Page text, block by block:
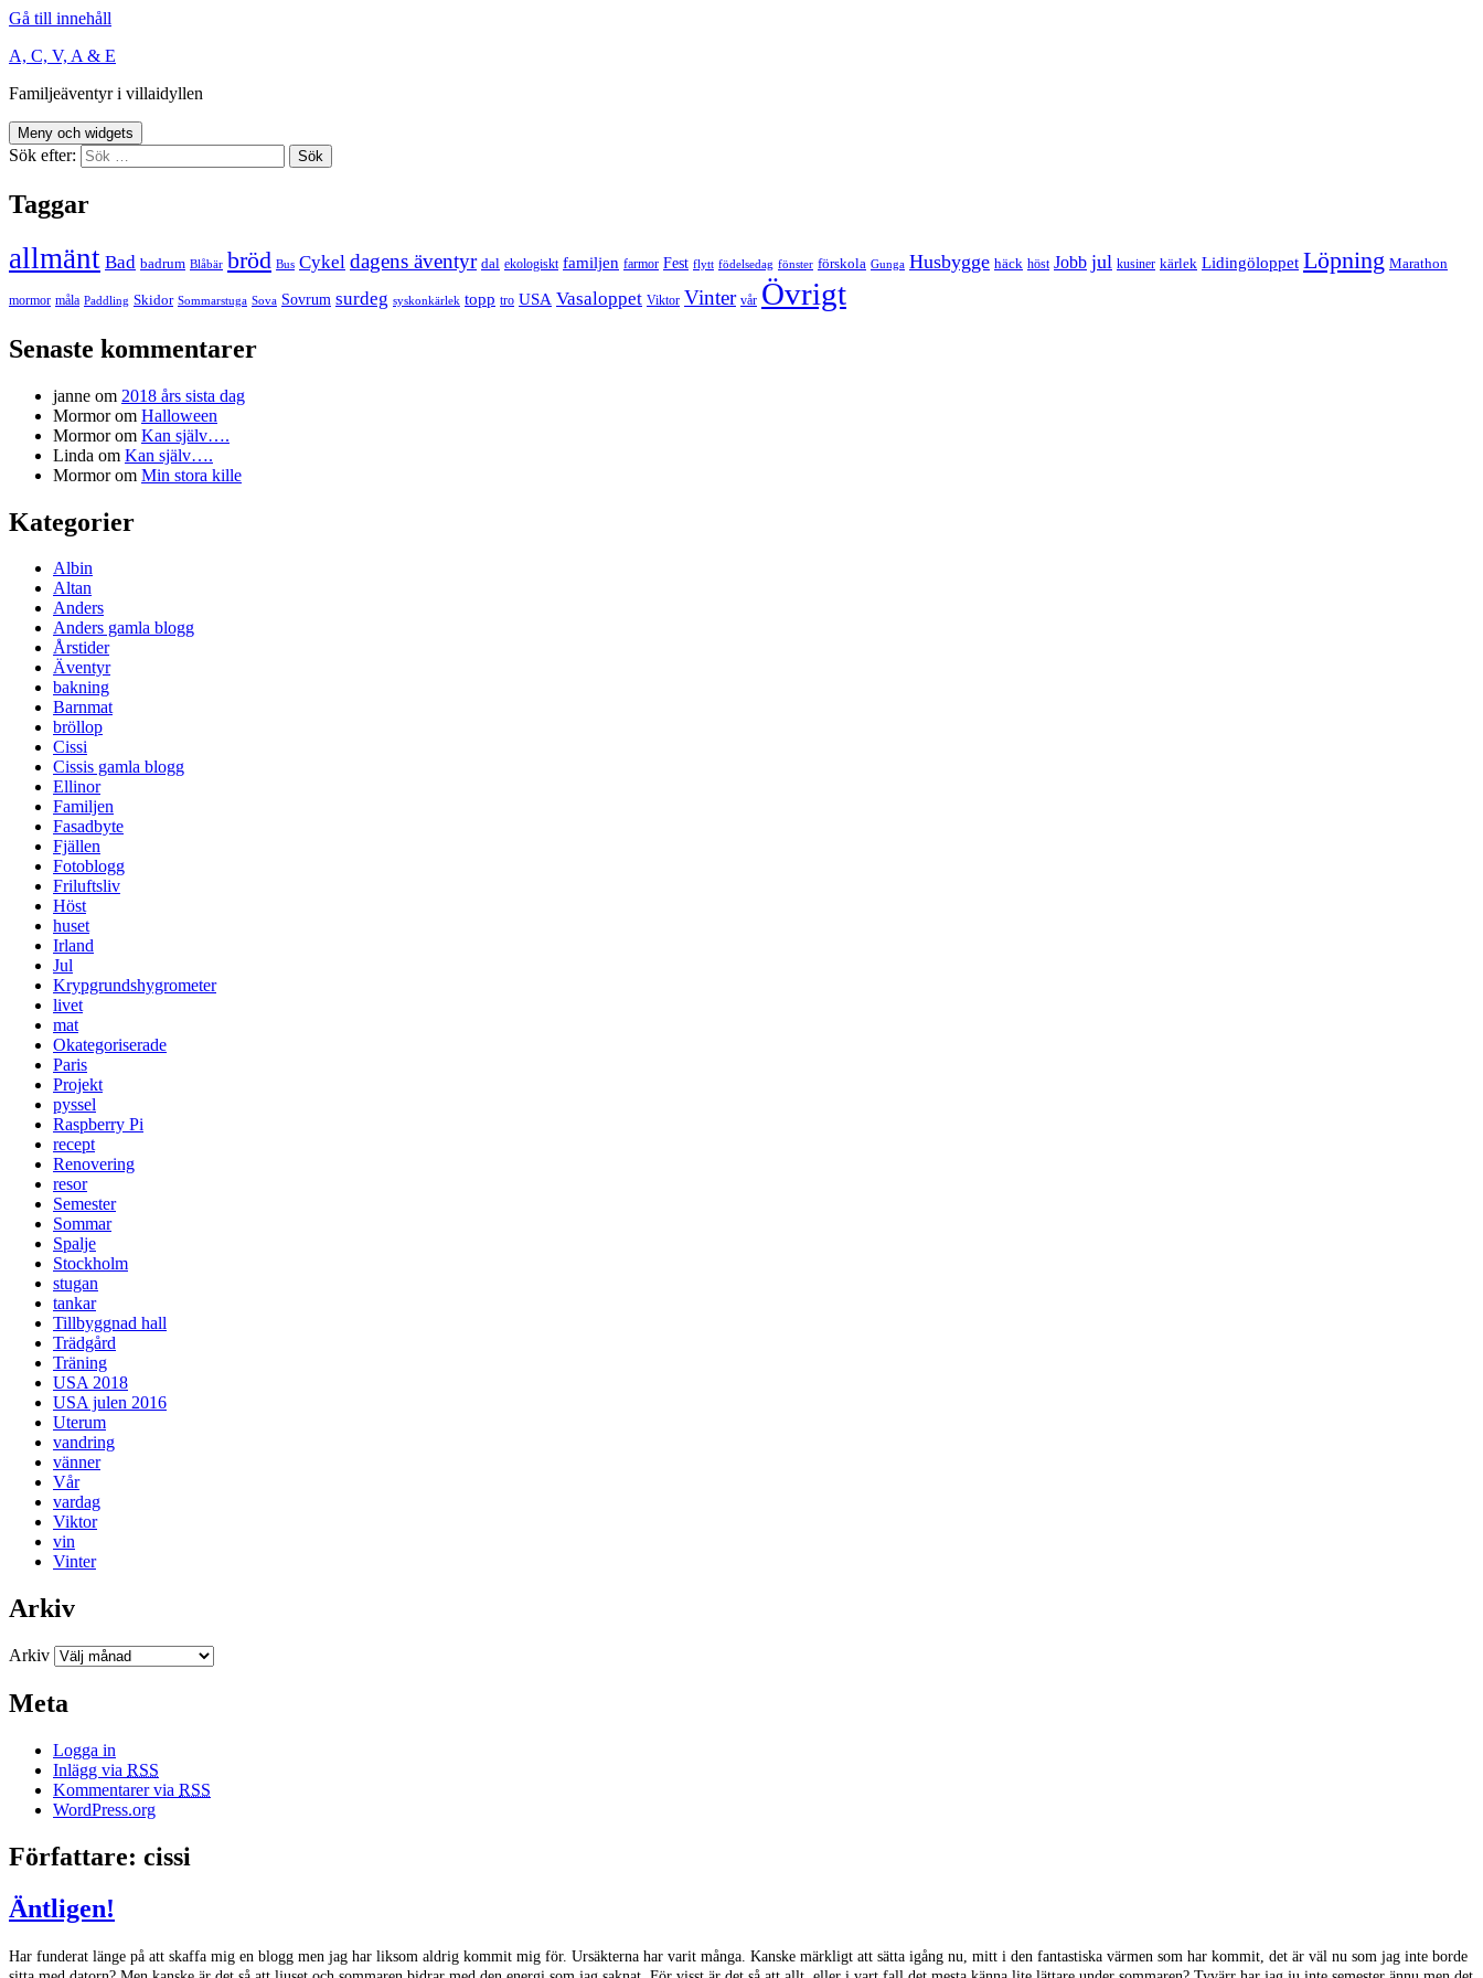
Gå till innehåll
A, C, V, A & E
Familjeäventyr i villaidyllen
Meny och widgets
Sök efter:
Taggar
allmänt Bad badrum Blåbär bröd Bus Cykel dagens äventyr dal ekologiskt familjen farmor Fest flytt födelsedag fönster förskola Gunga Husbygge häck höst Jobb jul kusiner kärlek Lidingöloppet Löpning Marathon
mormor måla Paddling Skidor Sommarstuga Sova Sovrum surdeg syskonkärlek topp tro USA Vasaloppet Viktor Vinter vår Övrigt
Senaste kommentarer
janne om 2018 års sista dag
Mormorom Halloween
Mormorom Kan själv….
Linda om Kan själv….
Mormorom Min stora kille
Kategorier
Albin
Altan
Anders
Anders gamla blogg
Årstider
Äventyr
bakning
Barnmat
bröllop
Cissi
Cissis gamla blogg
Ellinor
Familjen
Fasadbyte
Fjällen
Fotoblogg
Friluftsliv
Höst
huset
Irland
Jul
Krypgrundshygrometer
livet
mat
Okategoriserade
Paris
Projekt
pyssel
Raspberry Pi
recept
Renovering
resor
Semester
Sommar
Spalje
Stockholm
stugan
tankar
Tillbyggnad hall
Trädgård
Träning
USA 2018
USA julen 2016
Uterum
vandring
vänner
Vår
vardag
Viktor
vin
Vinter
Arkiv
Arkiv
Meta
Logga in
Inlägg via RSS
Kommentarer via RSS
WordPress.org
Författare: cissi
Äntligen!
Har funderat länge på att skaffa mig en blogg men jag har liksom aldrig kommit mig för. Ursäkterna har varit många. Kanske märkligt att sätta igång nu, mitt i den fantastiska värmen som har kommit, det är väl nu som jag inte borde